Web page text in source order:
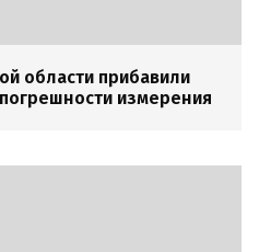
области прибавили
измерения